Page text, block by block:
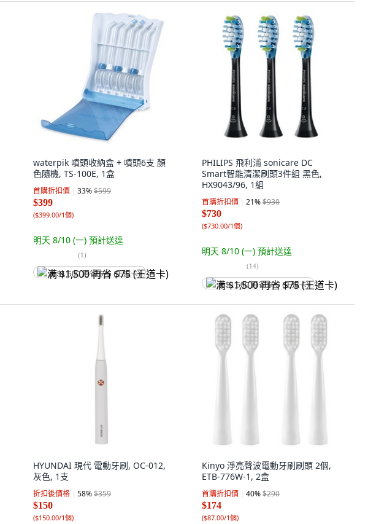
waterpik 噴頭收納盒 + 噴頭6支 顏
色隨機, TS-100E, 1盒
首購折扣價 33%$599
$399
($399.00/1個)
明天 8/10 (一) 預計送達
(1)
满 $1,500 再省 $75 (王道卡)
PHILIPS 飛利浦 sonicare DC
Smart智能清潔刷頭3件組 黑色,
HX9043/96, 1組
首購折扣價 21%$930
$730
($730.00/1個)
明天 8/10 (一) 預計送達
(14)
满 $1,500 再省 $75 (王道卡)
HYUNDAI 現代 電動牙刷, OC-012,
灰色, 1支
折扣後價格 58%$359
$150
($150.00/1個)
Kinyo 淨亮聲波電動牙刷刷頭 2個,
ETB-776W-1, 2盒
首購折扣價 40%$290
$174
($87.00/1個)